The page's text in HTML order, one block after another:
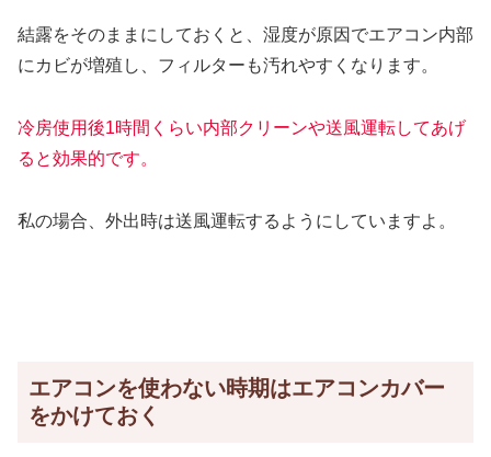
結露をそのままにしておくと、湿度が原因でエアコン内部
にカビが増殖し、フィルターも汚れやすくなります。
冷房使用後1時間くらい内部クリーンや送風運転してあげ
ると効果的です。
私の場合、外出時は送風運転するようにしていますよ。
エアコンを使わない時期はエアコンカバー
をかけておく